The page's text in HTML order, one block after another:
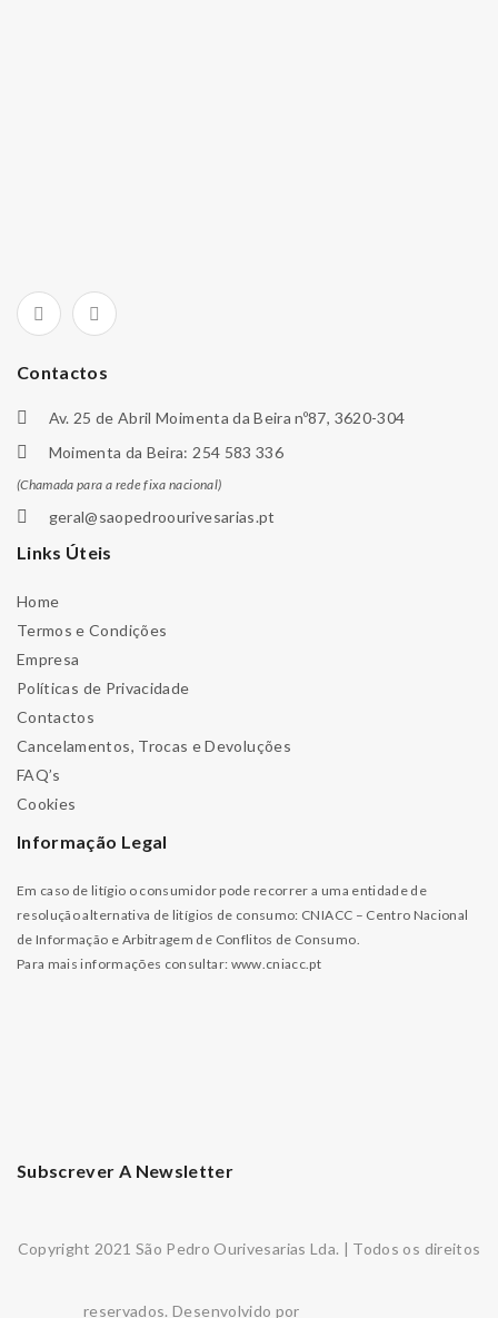
Contactos
Av. 25 de Abril Moimenta da Beira nº87, 3620-304
Moimenta da Beira: 254 583 336
(Chamada para a rede fixa nacional)
geral@saopedroourivesarias.pt
Links Úteis
Home
Termos e Condições
Empresa
Políticas de Privacidade
Contactos
Cancelamentos, Trocas e Devoluções
FAQ’s
Cookies
Informação Legal
Em caso de litígio o consumidor pode recorrer a uma entidade de
resolução alternativa de litígios de consumo: CNIACC – Centro Nacional
de Informação e Arbitragem de Conflitos de Consumo.
Para mais informações consultar: www.cniacc.pt
Subscrever A Newsletter
Copyright 2021 São Pedro Ourivesarias Lda. | Todos os direitos
reservados. Desenvolvido por